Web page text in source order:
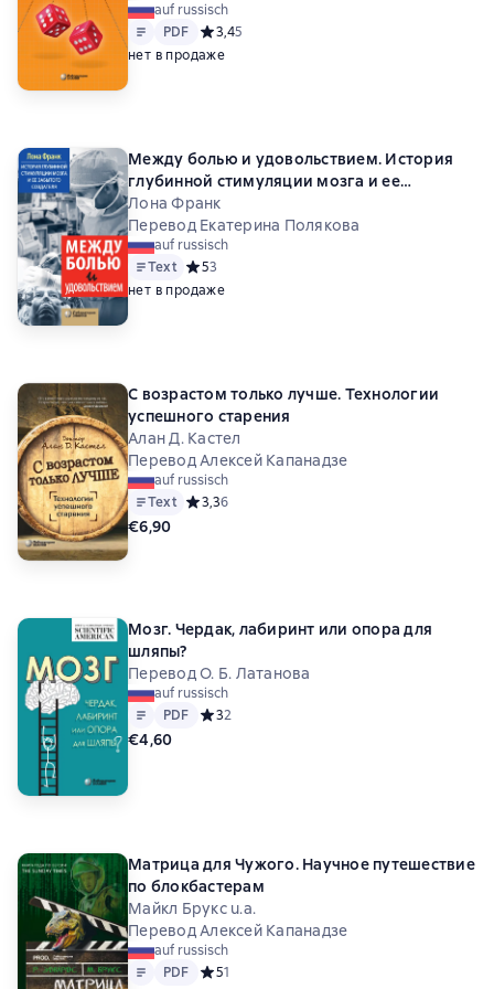
auf russisch
Text
PDF
PDF Средний рейтинг 3,4 на основе 5 оценок
3,45
нет в продаже
Между болью и удовольствием. История
глубинной стимуляции мозга и ее
забытого создателя
Лона Франк
Перевод Екатерина Полякова
auf russisch
Text Средний рейтинг 5 на основе 3 оценок
53
нет в продаже
С возрастом только лучше. Технологии
успешного старения
Алан Д. Кастел
Перевод Алексей Капанадзе
auf russisch
Text Средний рейтинг 3,3 на основе 6 оценок
3,36
€6,90
Мозг. Чердак, лабиринт или опора для
шляпы?
Перевод О. Б. Латанова
auf russisch
Text
PDF
PDF Средний рейтинг 3 на основе 2 оценок
32
€4,60
Матрица для Чужого. Научное путешествие
по блокбастерам
Майкл Брукс u.a.
Перевод Алексей Капанадзе
auf russisch
Text
PDF
PDF Средний рейтинг 5 на основе 1 оценок
51